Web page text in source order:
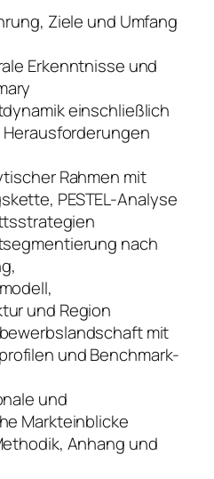
Ziele und Umfang
Erkenntnisse und
einschließlich
Herausforderungen
Rahmen mit
PESTEL-Analyse
nach
und Region
mit
und Benchmark-
und
Markteinblicke
Anhang und